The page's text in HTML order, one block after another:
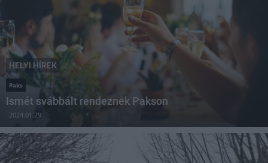
HELYI HÍREK
Paks
Ismét svábbált rendeznek Pakson
2024.01.29